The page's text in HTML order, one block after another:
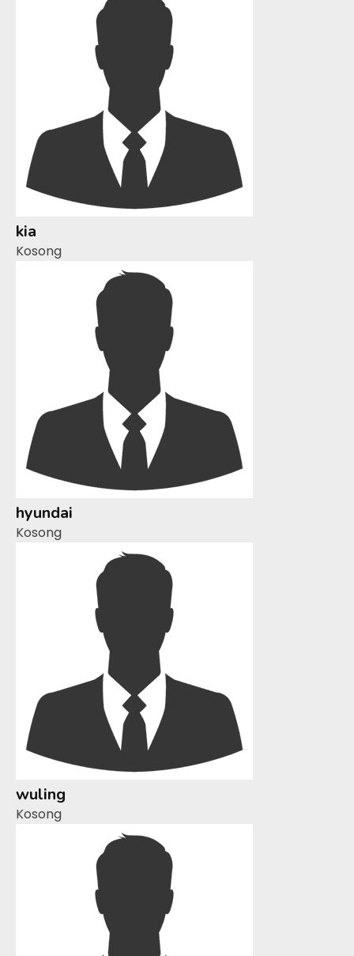
kia
Kosong
hyundai
Kosong
wuling
Kosong